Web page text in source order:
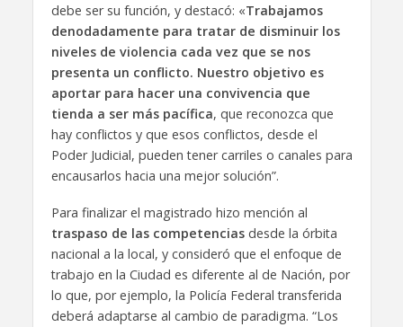
debe ser su función, y destacó: «Trabajamos
denodadamente para tratar de disminuir los
niveles de violencia cada vez que se nos
presenta un conflicto. Nuestro objetivo es
aportar para hacer una convivencia que
tienda a ser más pacífica, que reconozca que
hay conflictos y que esos conflictos, desde el
Poder Judicial, pueden tener carriles o canales para
encausarlos hacia una mejor solución”.
Para finalizar el magistrado hizo mención al
traspaso de las competenciasdesde la órbita
nacional a la local, y consideró que el enfoque de
trabajo en la Ciudad es diferente al de Nación, por
lo que, por ejemplo, la Policía Federal transferida
deberá adaptarse al cambio de paradigma. “Los